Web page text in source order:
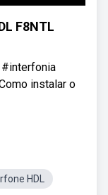
F8NTL
instalar o
HDL